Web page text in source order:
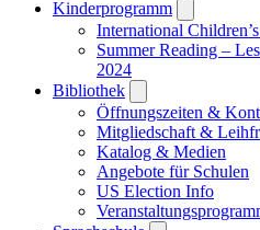
Kinderprogramm
submenu
International
Summer Reading –
2024
Bibliothek
submenu
Öffnungszeiten &
Mitgliedschaft &
Katalog & Medien
Angebote für Schulen
US Election Info